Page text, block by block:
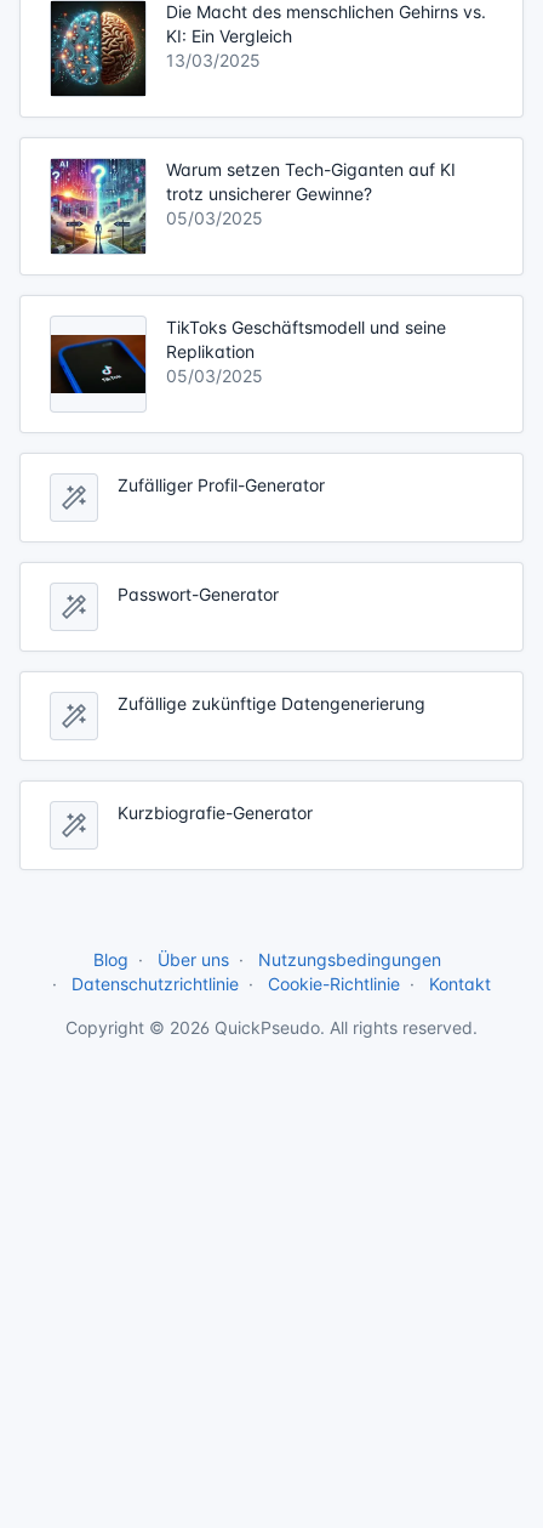
Die Macht des menschlichen Gehirns vs.
KI: Ein Vergleich
13/03/2025
Warum setzen Tech-Giganten auf KI
trotz unsicherer Gewinne?
05/03/2025
TikToks Geschäftsmodell und seine
Replikation
05/03/2025
Zufälliger Profil-Generator
Passwort-Generator
Zufällige zukünftige Datengenerierung
Kurzbiografie-Generator
Blog Über uns
Nutzungsbedingungen
Datenschutzrichtlinie
Cookie-Richtlinie Kontakt
Copyright © 2026 QuickPseudo. All rights reserved.